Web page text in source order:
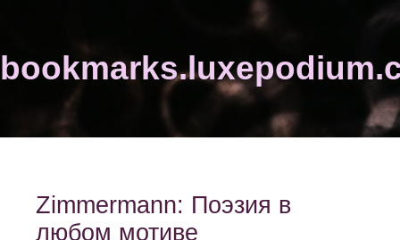
Zimmermann: Поэзия в
любом мотиве